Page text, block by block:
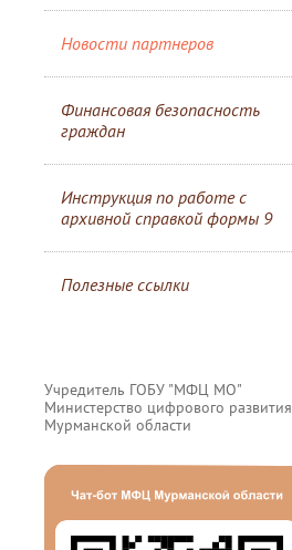
Новости партнеров
Финансовая безопасность
граждан
Инструкция по работе с
архивной справкой формы 9
Полезные ссылки
Учредитель ГОБУ "МФЦ МО"
Министерство цифрового развития
Мурманской области